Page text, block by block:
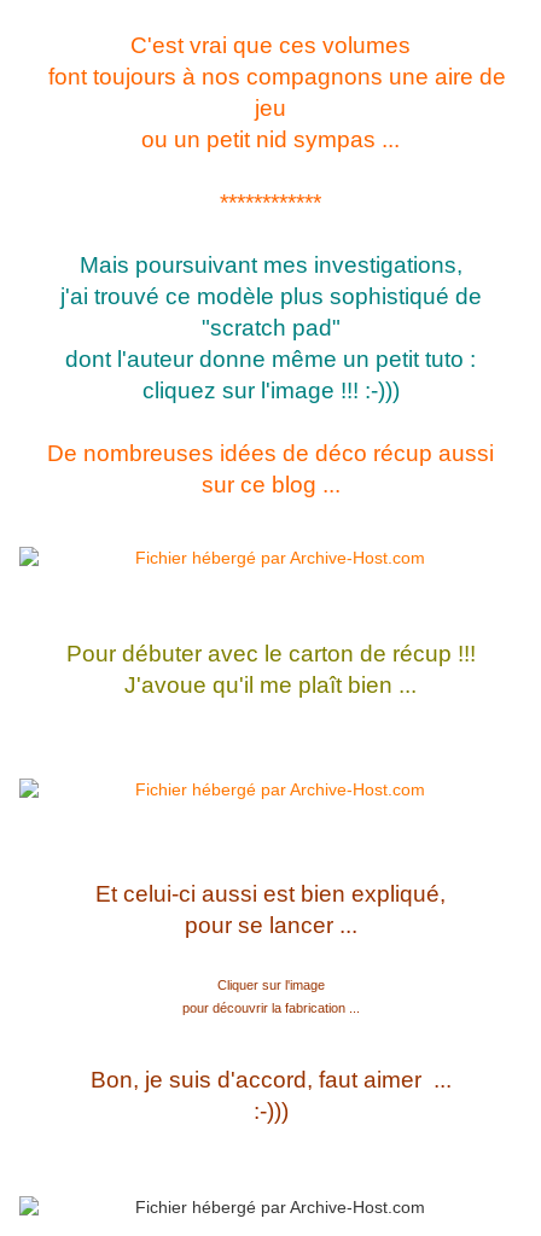
C'est vrai que ces volumes
font toujours à nos compagnons une aire de
jeu
ou un petit nid sympas ...
************
Mais poursuivant mes investigations,
j'ai trouvé ce modèle plus sophistiqué de
"scratch pad"
dont l'auteur donne même un petit tuto :
cliquez sur l'image !!! :-)))
De nombreuses idées de déco récup aussi
sur ce blog ...
Pour débuter avec le carton de récup !!!
J'avoue qu'il me plaît bien ...
Et celui-ci aussi est bien expliqué,
pour se lancer ...
Cliquer sur l'image
pour découvrir la fabrication ...
Bon, je suis d'accord, faut aimer ...
:-)))